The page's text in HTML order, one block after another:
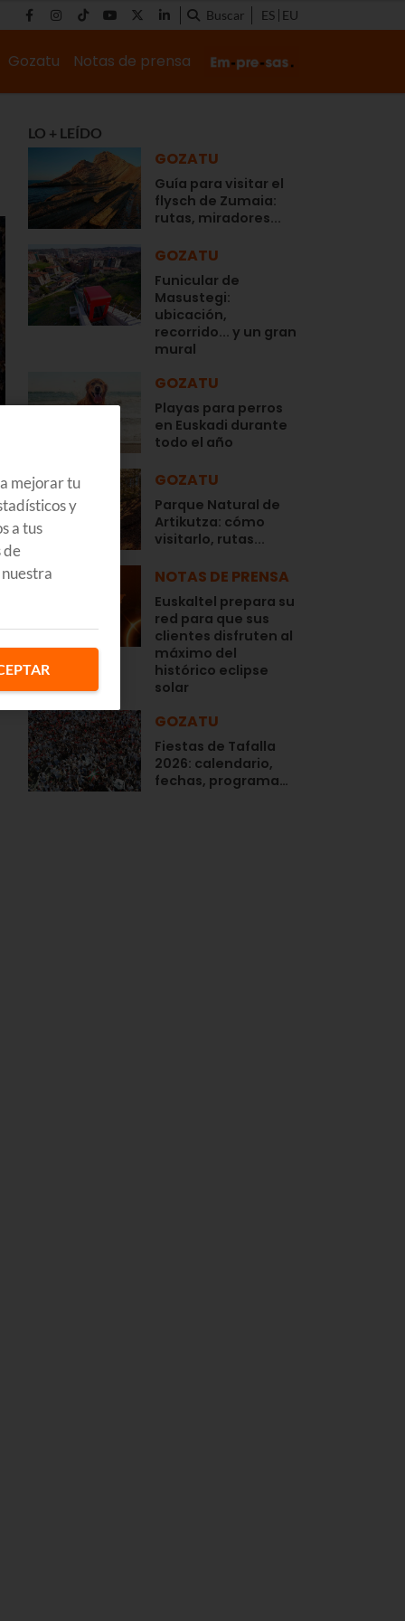
Buscar ES EU
Gozatu Notas de prensa
LO + LEÍDO
GOZATU
Guía para visitar el
flysch de Zumaia:
rutas, miradores...
GOZATU
Funicular de
Masustegi:
ubicación,
recorrido... y un gran
mural
GOZATU
Playas para perros
en Euskadi durante
todo el año
GOZATU
Parque Natural de
Artikutza: cómo
visitarlo, rutas...
NOTAS DE PRENSA
Euskaltel prepara su
red para que sus
clientes disfruten al
máximo del
histórico eclipse
solar
GOZATU
Fiestas de Tafalla
2026: calendario,
fechas, programa…
mejorar tu
y
a tus
de